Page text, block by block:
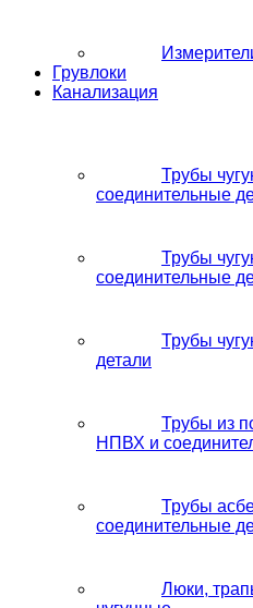
Грувлоки
Канализация
Трубы
соединительные
Трубы
соединительные
Трубы
детали
Трубы из
НПВХ и
Трубы
соединительные
Люки,